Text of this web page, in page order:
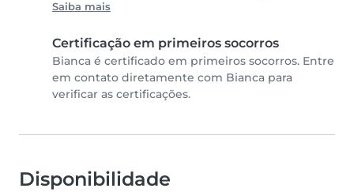
Saiba mais
Certificação em primeiros socorros
Bianca é certificado em primeiros socorros. Entre
em contato diretamente com Bianca para
verificar as certificações.
Disponibilidade